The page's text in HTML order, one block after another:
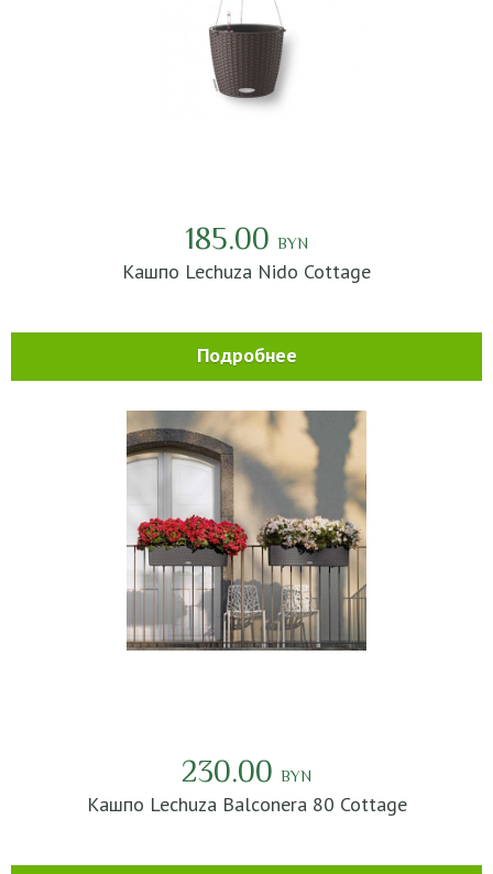
185.00 BYN
Кашпо Lechuza Nido Cottage
Подробнее
230.00 BYN
Кашпо Lechuza Balconera 80 Cottage